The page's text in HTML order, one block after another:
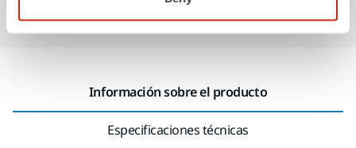
Información sobre el producto
Especificaciones técnicas